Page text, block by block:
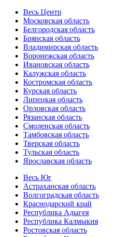
Весь Центр
Московская область
Белгородская область
Брянская область
Владимирская область
Воронежская область
Ивановская область
Калужская область
Костромская область
Курская область
Липецкая область
Орловская область
Рязанская область
Смоленская область
Тамбовская область
Тверская область
Тульская область
Ярославская область
Весь Юг
Астраханская область
Волгоградская область
Краснодарский край
Республика Адыгея
Республика Калмыкия
Ростовская область